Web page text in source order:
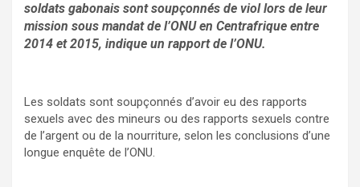
soldats gabonais sont soupçonnés de viol lors de leur
mission sous mandat de l’ONU en Centrafrique entre
2014 et 2015, indique un rapport de l’ONU.
Les soldats sont soupçonnés d’avoir eu des rapports
sexuels avec des mineurs ou des rapports sexuels contre
de l’argent ou de la nourriture, selon les conclusions d’une
longue enquête de l’ONU.